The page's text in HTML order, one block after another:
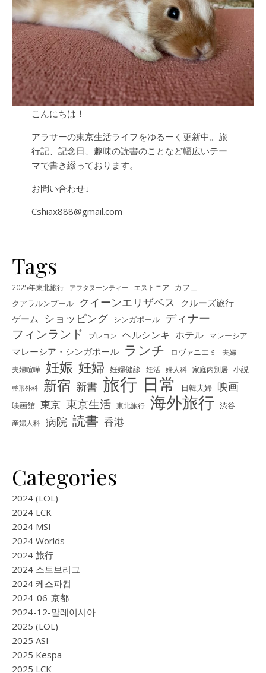
こんにちは！
アラサーの東京生活ライフをゆるーく更新中。旅
行記、記念日、趣味の読書のことなど幅広いテー
マで書き綴っております。
お問い合わせ↓
Cshiax888@gmail.com
Tags
2025年東北旅行 アフタヌーンティー エストニア カフェ
クアラルンプール クイーンエリザベス
クルーズ旅行
ゲーム ショッピング シンガポール ディナー
フィンランド プレコン ヘルシンキ ホテル マレーシア
マレーシア・シンガポール ランチ ロヴァニエミ
夫婦
夫婦喧嘩 妊娠 妊婦 妊婦健診 妊活 婦人科 家庭内別居 小説
整形外科 新宿 新書 旅行 日常 日韓夫婦 映画
映画館 東京 東京生活 東北旅行 海外旅行 渋谷
産婦人科 病院 読書 香港
Categories
2024 (LOL)
2024 LCK
2024 MSI
2024 Worlds
2024 旅行
2024 스토브리그
2024 케스파컵
2024-06-京都
2024-12-말레이시아
2025 (LOL)
2025 ASI
2025 Kespa
2025 LCK